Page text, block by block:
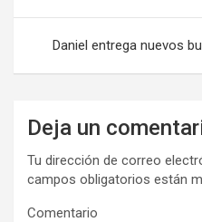
v
g
Daniel entrega nuevos
Deja un
Tu dirección de correo
campos obligatorios están
Comentario